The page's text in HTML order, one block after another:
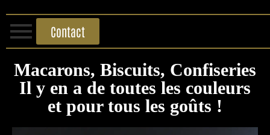
Contact
Macarons, Biscuits, Confiseries
Il y en a de toutes les couleurs
et pour tous les goûts !